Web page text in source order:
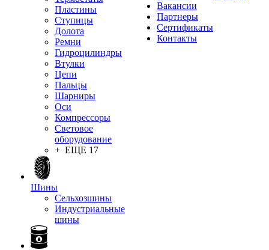
Пластины
Ступицы
Долота
Ремни
Гидроцилиндры
Втулки
Цепи
Пальцы
Шарниры
Оси
Компрессоры
Световое
оборудование
+ ЕЩЕ 17
Шины
Сельхозшины
Индустриальные
шины
Вакансии
Партнеры
Сертификаты
Контакты